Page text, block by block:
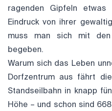
ragenden Gipfeln etwas
Eindruck von ihrer
muss man sich mit den
begeben.
Warum sich das Leben
Dorfzentrum aus fährt
Standseilbahn in knapp
Höhe – und schon sind